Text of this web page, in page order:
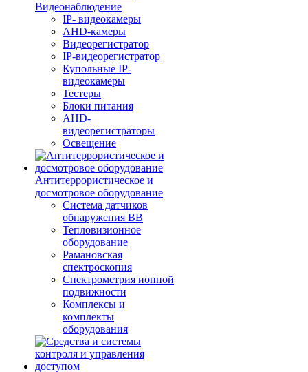
Видеонаблюдение
IP- видеокамеры
AHD-камеры
Видеорегистратор
IP-видеорегистратор
Купольные IP-
видеокамеры
Тестеры
Блоки питания
AHD-
видеорегистраторы
Освещение
Антитеррористическое и
досмотровое оборудование
Cистема датчиков
обнаружения ВВ
Тепловизионное
оборудование
Рамановская
спектроскопия
Спектрометрия ионной
подвижности
Комплексы и
комплекты
оборудования